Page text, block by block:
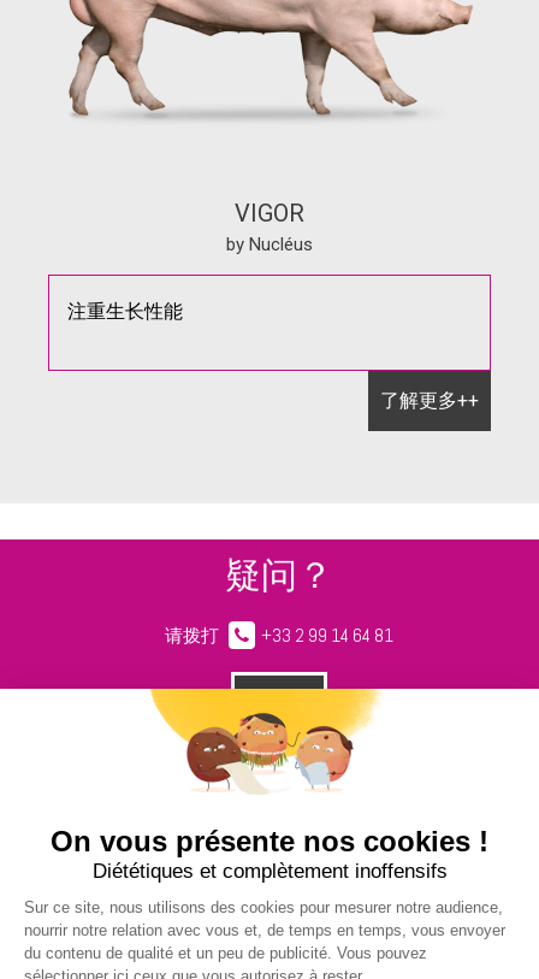
VIGOR
by Nucléus
注重生长性能
了解更多++
疑问？
请拨打 +33 2 99 14 64 81
7, rue des Orchidées Le Bourg Nouveau
FR35650 LE RHEU - FRANCE
+33 2 99 14 64 81
contact@nucleus-sa.com